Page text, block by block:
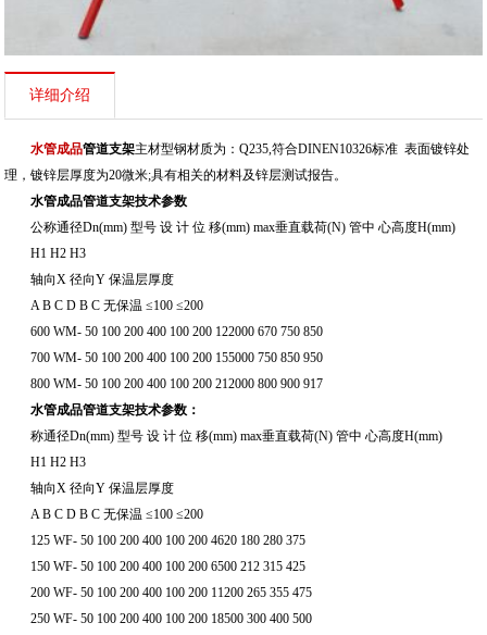
详细介绍
水管成品管道支架主材型钢材质为：Q235,符合DINEN10326标准 表面镀锌处
理，镀锌层厚度为20微米;具有相关的材料及锌层测试报告。
水管成品管道支架技术参数
公称通径Dn(mm) 型号 设 计 位 移(mm) max垂直载荷(N) 管中 心高度H(mm)
H1 H2 H3
轴向X 径向Y 保温层厚度
A B C D B C 无保温 ≤100 ≤200
600 WM- 50 100 200 400 100 200 122000 670 750 850
700 WM- 50 100 200 400 100 200 155000 750 850 950
800 WM- 50 100 200 400 100 200 212000 800 900 917
水管成品管道支架技术参数：
称通径Dn(mm) 型号 设 计 位 移(mm) max垂直载荷(N) 管中 心高度H(mm)
H1 H2 H3
轴向X 径向Y 保温层厚度
A B C D B C 无保温 ≤100 ≤200
125 WF- 50 100 200 400 100 200 4620 180 280 375
150 WF- 50 100 200 400 100 200 6500 212 315 425
200 WF- 50 100 200 400 100 200 11200 265 355 475
250 WF- 50 100 200 400 100 200 18500 300 400 500